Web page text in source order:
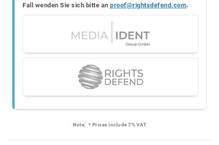
Fall wenden Sie sich bitte an proof@rightsdefend.com.
Note: * Prices include 7% VAT